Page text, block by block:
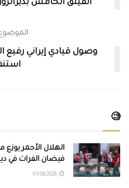
الفيلق الخامس
الموضوع
وصول قيادي إيراني
🧐
فيضان الفرات في دير